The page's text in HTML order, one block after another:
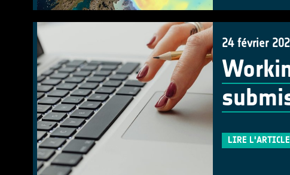
24 février
LIRE L'ARTICLE